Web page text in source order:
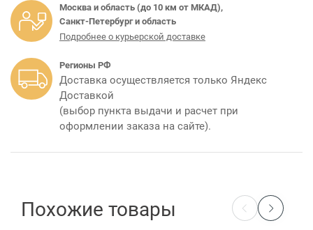
Москва и область (до 10 км от МКАД),
Санкт-Петербург и область
Подробнее о курьерской доставке
Регионы РФ
Доставка осуществляется только Яндекс
Доставкой
(выбор пункта выдачи и расчет при
оформлении заказа на сайте).
Похожие товары